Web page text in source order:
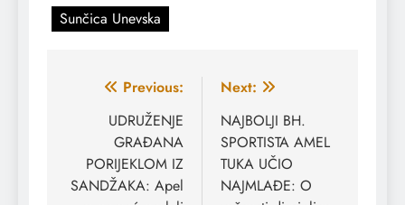
Sunčica Unevska
Navigacija
članaka
Previous:
UDRUŽENJE
GRAĐANA
PORIJEKLOM IZ
SANDŽAKA: Apel
Next:
NAJBOLJI BH.
SPORTISTA AMEL
TUKA UČIO
NAJMLAĐE: O